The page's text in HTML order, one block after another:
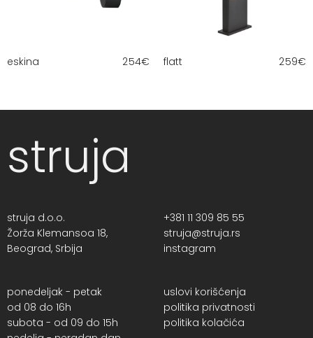
eskina 254€ flatt 259€
struja
struja d.o.o.
Žorža Klemansoa 18,
Beograd, Srbija
+381 11 309 85 55
struja@struja.rs
instagram
ponedeljak - petak
od 08 do 16h
subota - od 09 do 15h
uslovi korišćenja
politika privatnosti
politika kolačića